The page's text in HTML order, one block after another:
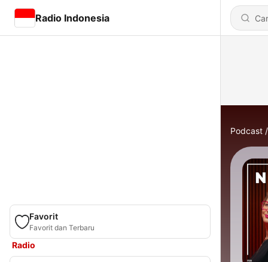
Radio Indonesia
Favorit
Favorit dan Terbaru
Radio
Podcast